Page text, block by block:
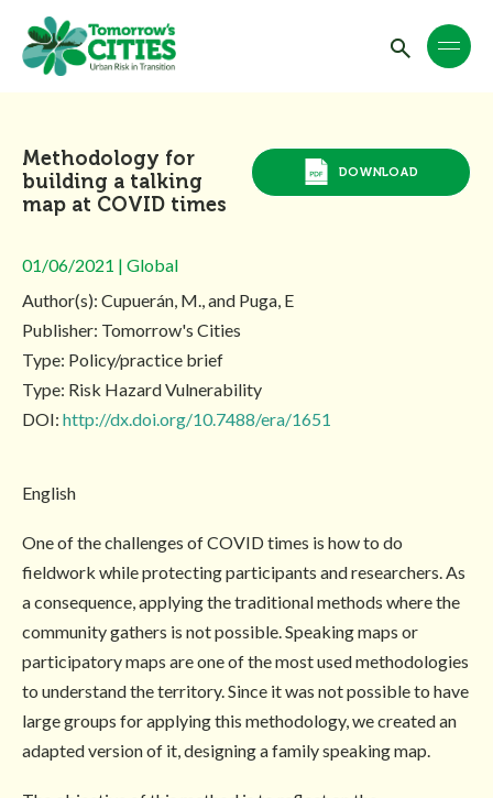
Methodology for
building a talking
map at COVID times
DOWNLOAD
01/06/2021 | Global
Author(s): Cupuerán, M., and Puga, E
Publisher: Tomorrow's Cities
Type: Policy/practice brief
Type: Risk Hazard Vulnerability
DOI: http://dx.doi.org/10.7488/era/1651
English
One of the challenges of COVID times is how to do
fieldwork while protecting participants and researchers. As
a consequence, applying the traditional methods where the
community gathers is not possible. Speaking maps or
participatory maps are one of the most used methodologies
to understand the territory. Since it was not possible to have
large groups for applying this methodology, we created an
adapted version of it, designing a family speaking map.